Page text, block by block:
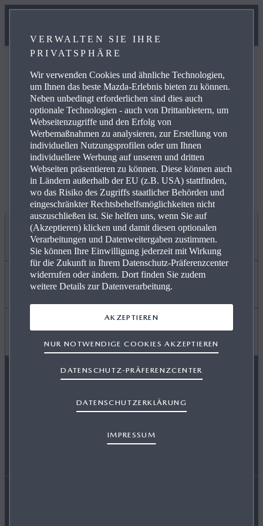
Weitere Informationen zur elektrischen Reichweite,
Energiekosten, KFZ-Steuer und CO₂-Kosten finden Sie
unterwww.mazda.de/Energieverbrauch.
Jetzt entdecken
ANGEBOT PRIVAT
GEWERBEKUNDEN
VERFÜGBARE NEUWAGEN
Mehr erfahren
KARRIERE / CAREERS
FREIE WERKSTÄTTEN
Wissenswertes
VERWALTEN SIE IHRE
PRIVATSPHÄRE
Wir verwenden Cookies und ähnliche Technologien,
um Ihnen das beste Mazda-Erlebnis bieten zu können.
Neben unbedingt erforderlichen sind dies auch
optionale Technologien - auch von Drittanbietern, um
Webseitenzugriffe und den Erfolg von
Werbemaßnahmen zu analysieren, zur Erstellung von
individuellen Nutzungsprofilen oder um Ihnen
individuellere Werbung auf unseren und dritten
Webseiten präsentieren zu können. Diese können auch
in Ländern außerhalb der EU (z.B. USA) stattfinden,
wo das Risiko des Zugriffs staatlicher Behörden und
eingeschränkter Rechtsbehelfsmöglichkeiten nicht
auszuschließen ist. Sie helfen uns, wenn Sie auf
(Akzeptieren) klicken und damit diesen optionalen
Verarbeitungen und Datenweitergaben zustimmen.
Sie können Ihre Einwilligung jederzeit mit Wirkung
für die Zukunft in Ihrem Datenschutz-Präferenzcenter
widerrufen oder ändern. Dort finden Sie zudem
weitere Details zur Datenverarbeitung.
DATENSCHUTZERKLÄRUNG
IMPRESSUM
DATENSCHUTZ-PRÄFERENZCENTER
NUR NOTWENDIGE COOKIES AKZEPTIEREN
AKZEPTIEREN